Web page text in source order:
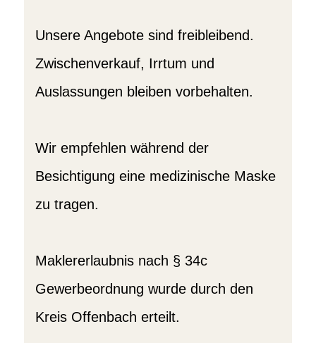
Unsere Angebote sind freibleibend.
Zwischenverkauf, Irrtum und
Auslassungen bleiben vorbehalten.
Wir empfehlen während der
Besichtigung eine medizinische Maske
zu tragen.
Maklererlaubnis nach § 34c
Gewerbeordnung wurde durch den
Kreis Offenbach erteilt.